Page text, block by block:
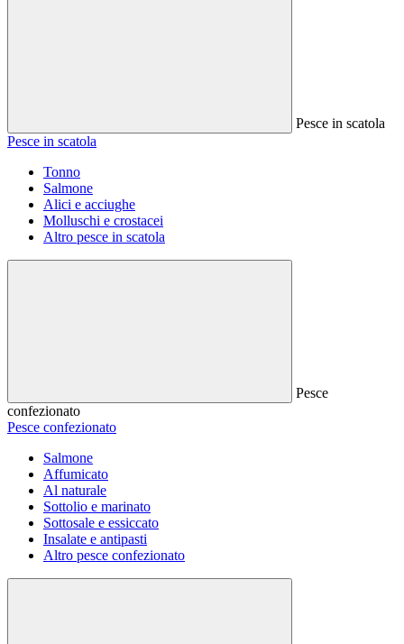
Pesce in scatola
Pesce in scatola
Tonno
Salmone
Alici e acciughe
Molluschi e crostacei
Altro pesce in scatola
Pesce
confezionato
Pesce confezionato
Salmone
Affumicato
Al naturale
Sottolio e marinato
Sottosale e essiccato
Insalate e antipasti
Altro pesce confezionato